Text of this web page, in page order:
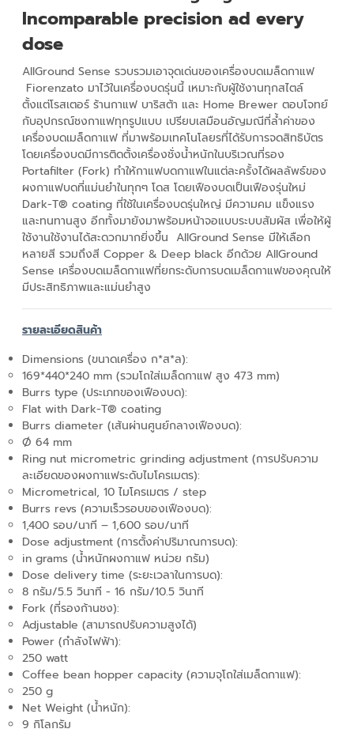
Incomparable precision ad every
dose
AllGround Sense รวบรวมเอาจุดเด่นของเครื่องบดเมล็ดกาแฟ
Fiorenzato มาไว้ในเครื่องบดรุ่นนี้ เหมาะกับผู้ใช้งานทุกสไตล์
ตั้งแต่โรสเตอร์ ร้านกาแฟ บาริสต้า และ Home Brewer ตอบโจทย์
กับอุปกรณ์ชงกาแฟทุกรูปแบบ เปรียบเสมือนอัญมณีที่ล้ำค่าของ
เครื่องบดเมล็ดกาแฟ ที่มาพร้อมเทคโนโลยรที่ได้รับการจดสิทธิบัตร
โดยเครื่องบดมีการติดตั้งเครื่องชั่งน้ำหนักในบริเวณที่รอง
Portafilter (Fork) ทำให้กาแฟบดกาแฟในแต่ละครั้งได้ผลลัพธ์ของ
ผงกาแฟบดที่แม่นยำในทุกๆ โดส โดยเฟืองบดเป็นเฟืองรุ่นใหม่
Dark-T® coating ที่ใช้ในเครื่องบดรุ่นใหญ่ มีความคม แข็งแรง
และทนทานสูง อีกทั้งมายังมาพร้อมหน้าจอแบบระบบสัมผัส เพื่อให้ผู้
ใช้งานใช้งานได้สะดวกมากยิ่งขึ้น AllGround Sense มีให้เลือก
หลายสี รวมถึงสี Copper & Deep black อีกด้วย AllGround
Sense เครื่องบดเมล็ดกาแฟที่ยกระดับการบดเมล็ดกาแฟของคุณให้
มีประสิทธิภาพและแม่นยำสูง
รายละเอียดสินค้า
Dimensions (ขนาดเครื่อง ก*ส*ล):
169*440*240 mm (รวมโถใส่เมล็ดกาแฟ สูง 473 mm)
Burrs type (ประเภทของเฟืองบด):
Flat with Dark-T® coating
Burrs diameter (เส้นผ่านศูนย์กลางเฟืองบด):
Ø 64 mm
Ring nut micrometric grinding adjustment (การปรับความ
ละเอียดของผงกาแฟระดับไมโครเมตร):
Micrometrical, 10 ไมโครเมตร / step
Burrs revs (ความเร็วรอบของเฟืองบด):
1,400 รอบ/นาที – 1,600 รอบ/นาที
Dose adjustment (การตั้งค่าปริมาณการบด):
in grams (น้ำหนักผงกาแฟ หน่วย กรัม)
Dose delivery time (ระยะเวลาในการบด):
8 กรัม/5.5 วินาที - 16 กรัม/10.5 วินาที
Fork (ที่รองก้านชง):
Adjustable (สามารถปรับความสูงได้)
Power (กำลังไฟฟ้า):
250 watt
Coffee bean hopper capacity (ความจุโถใส่เมล็ดกาแฟ):
250 g
Net Weight (น้ำหนัก):
9 กิโลกรัม